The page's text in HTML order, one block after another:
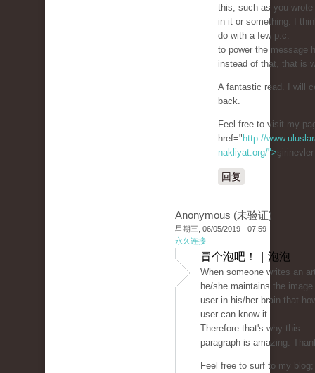
this, such as you wrote
in it or something. I
do with a few p.c.
to power the message
instead of that, that is
A fantastic read. I will
back.
Feel free to visit my
href=" http://
nakliyat.org/">
回复
Anonymous (未验证)
星期三, 06/05/2019 - 07:59
永久连接
冒个泡吧！ | 泡泡
When someone writes an
he/she maintains the
user in his/her brain that
user can know it.
Therefore that's why this
paragraph is amazing.
Feel free to surf to my blog;